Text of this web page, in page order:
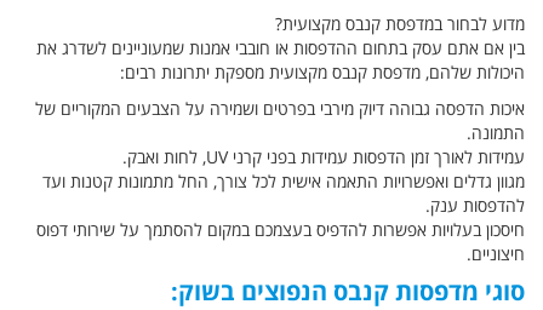
מדוע לבחור במדפסת קנבס מקצועית?
בין אם אתם עסק בתחום ההדפסות או חובבי אמנות שמעוניינים לשדרג את
היכולות שלהם, מדפסת קנבס מקצועית מספקת יתרונות רבים:
איכות הדפסה גבוהה דיוק מירבי בפרטים ושמירה על הצבעים המקוריים של
התמונה.
עמידות לאורך זמן הדפסות עמידות בפני קרני UV, לחות ואבק.
מגוון גדלים ואפשרויות התאמה אישית לכל צורך, החל מתמונות קטנות ועד
להדפסות ענק.
חיסכון בעלויות אפשרות להדפיס בעצמכם במקום להסתמך על שירותי דפוס
חיצוניים.
סוגי מדפסות קנבס הנפוצים בשוק: